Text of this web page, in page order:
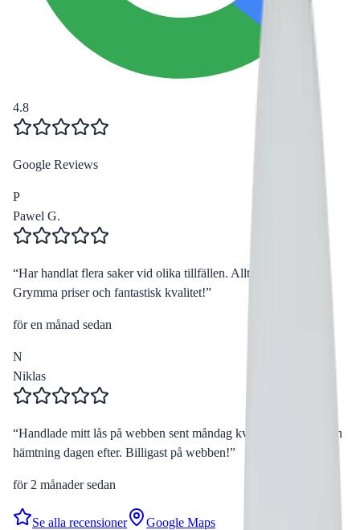
4.8
Google Reviews
P
Pawel G.
“Har handlat flera saker vid olika tillfällen. Alltid lika nöjd.
Grymma priser och fantastisk kvalitet!”
för en månad sedan
N
Niklas
“Handlade mitt lås på webben sent måndag kväll. Kunde boka in
hämtning dagen efter. Billigast på webben!”
för 2 månader sedan
Se alla recensioner
Google Maps